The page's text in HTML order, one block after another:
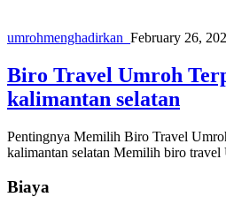
umrohmenghadirkan_ February 26,
Biro Travel Umroh
kalimantan selatan
Pentingnya Memilih Biro Travel
kalimantan selatan Memilih biro
Biaya